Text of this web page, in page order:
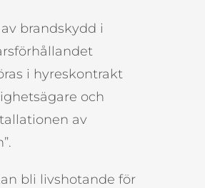
brandskydd i
i hyreskontrakt
och
av
bli livshotande för